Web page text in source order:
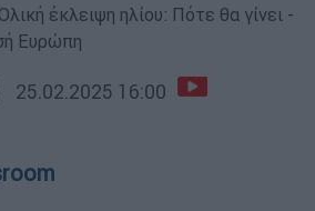
Ολική έκλειψη ηλίου: Πότε θα γίνει -
Ευρώπη
25.02.2025 16:00